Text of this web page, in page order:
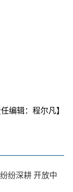
任编辑：程尔凡】
纷深耕 开放中